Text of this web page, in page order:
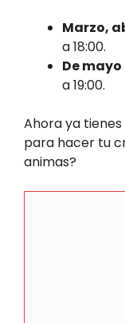
Marzo,
a 18:00.
De
a 19:00.
Ahora ya
para hacer tu
animas?